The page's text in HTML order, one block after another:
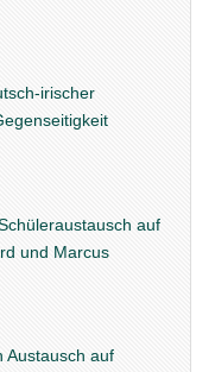
irischer
auf
und Marcus
Austausch auf